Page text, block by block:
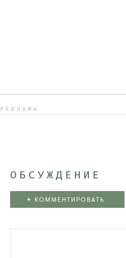
РЕКЛАМА
ОБСУЖДЕНИЕ
+ КОММЕНТИРОВАТЬ